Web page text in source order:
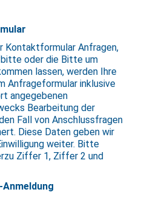
Kontaktformular Anfragen,
oder die Bitte um
lassen, werden Ihre
Anfrageformular inklusive
angegebenen
Bearbeitung der
Fall von Anschlussfragen
Diese Daten geben wir
weiter. Bitte
Ziffer 1, Ziffer 2 und